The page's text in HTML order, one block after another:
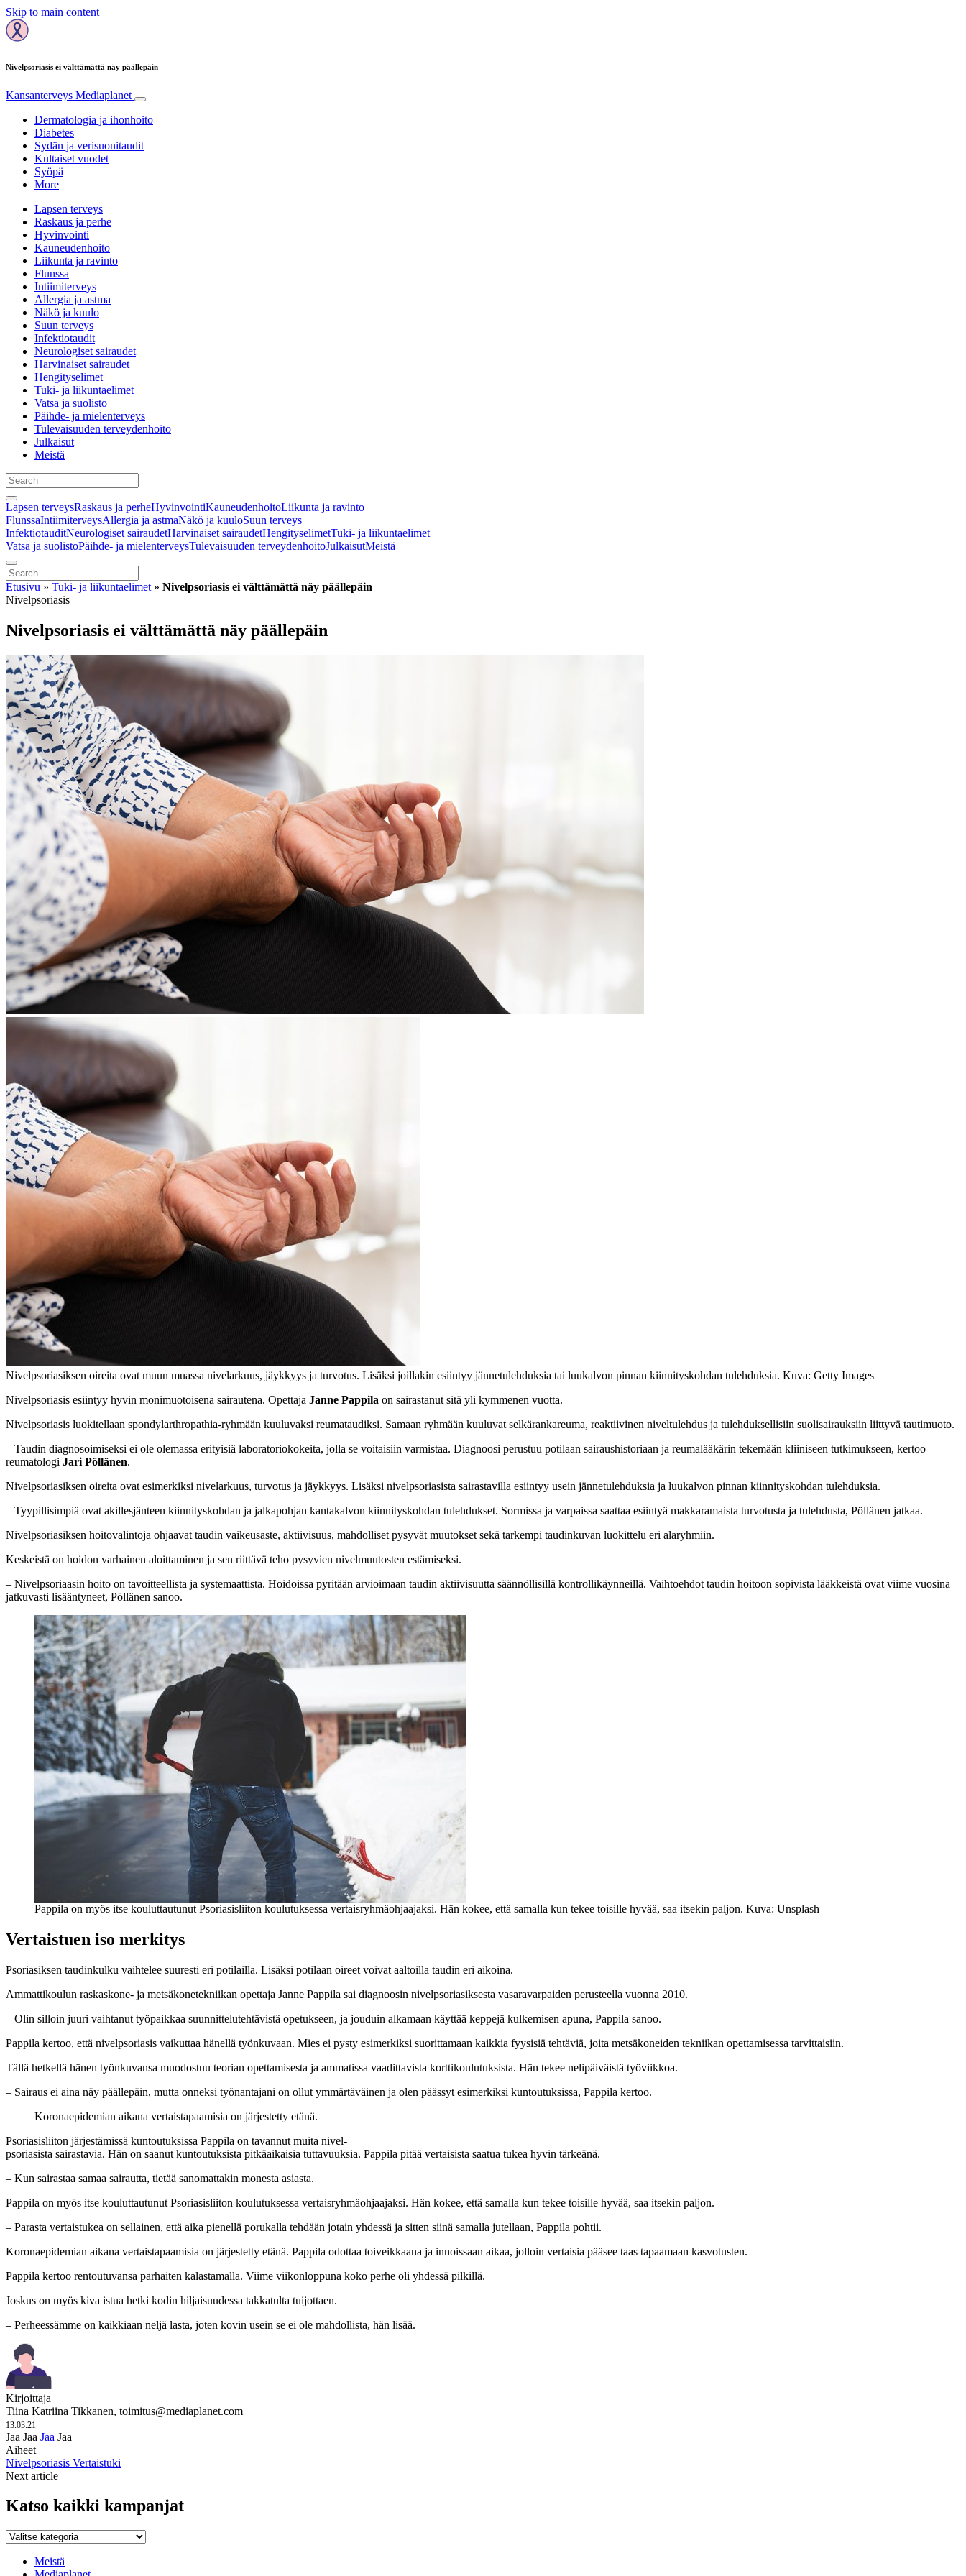
Skip to main content
Nivelpsoriasis ei välttämättä näy päällepäin
Kansanterveys Mediaplanet
Dermatologia ja ihonhoito
Diabetes
Sydän ja verisuonitaudit
Kultaiset vuodet
Syöpä
More
Lapsen terveys
Raskaus ja perhe
Hyvinvointi
Kauneudenhoito
Liikunta ja ravinto
Flunssa
Intiimiterveys
Allergia ja astma
Näkö ja kuulo
Suun terveys
Infektiotaudit
Neurologiset sairaudet
Harvinaiset sairaudet
Hengityselimet
Tuki- ja liikuntaelimet
Vatsa ja suolisto
Päihde- ja mielenterveys
Tulevaisuuden terveydenhoito
Julkaisut
Meistä
Lapsen terveysRaskaus ja perheHyvinvointiKauneudenhoitoLiikunta ja ravinto
FlunssaIntiimiterveysAllergia ja astmaNäkö ja kuuloSuun terveys
InfektiotauditNeurologiset sairaudetHarvinaiset sairaudetHengityselimetTuki- ja liikuntaelimet
Vatsa ja suolistoPäihde- ja mielenterveysTulevaisuuden terveydenhoitoJulkaisutMeistä
Etusivu » Tuki- ja liikuntaelimet » Nivelpsoriasis ei välttämättä näy päällepäin
Nivelpsoriasis
Nivelpsoriasis ei välttämättä näy päällepäin
Nivelpsoriasiksen oireita ovat muun muassa nivelarkuus, jäykkyys ja turvotus. Lisäksi joillakin esiintyy jännetulehduksia tai luukalvon pinnan kiinnityskohdan tulehduksia. Kuva: Getty Images
Nivelpsoriasis esiintyy hyvin monimuotoisena sairautena. Opettaja Janne Pappila on sairastanut sitä yli kymmenen vuotta.
Nivelpsoriasis luokitellaan spondylarthropathia-ryhmään kuuluvaksi reumataudiksi. Samaan ryhmään kuuluvat selkärankareuma, reaktiivinen niveltulehdus ja tulehduksellisiin suolisairauksiin liittyvä tautimuoto.
– Taudin diagnosoimiseksi ei ole olemassa erityisiä laboratoriokokeita, jolla se voitaisiin varmistaa. Diagnoosi perustuu potilaan sairaushistoriaan ja reumalääkärin tekemään kliiniseen tutkimukseen, kertoo
reumatologi Jari Pöllänen.
Nivelpsoriasiksen oireita ovat esimerkiksi nivelarkuus, turvotus ja jäykkyys. Lisäksi nivelpsoriasista sairastavilla esiintyy usein jännetulehduksia ja luukalvon pinnan kiinnityskohdan tulehduksia.
– Tyypillisimpiä ovat akillesjänteen kiinnityskohdan ja jalkapohjan kantakalvon kiinnityskohdan tulehdukset. Sormissa ja varpaissa saattaa esiintyä makkaramaista turvotusta ja tulehdusta, Pöllänen jatkaa.
Nivelpsoriasiksen hoitovalintoja ohjaavat taudin vaikeusaste, aktiivisuus, mahdolliset pysyvät muutokset sekä tarkempi taudinkuvan luokittelu eri alaryhmiin.
Keskeistä on hoidon varhainen aloittaminen ja sen riittävä teho pysyvien nivelmuutosten estämiseksi.
– Nivelpsoriaasin hoito on tavoitteellista ja systemaattista. Hoidoissa pyritään arvioimaan taudin aktiivisuutta säännöllisillä kontrollikäynneillä. Vaihtoehdot taudin hoitoon sopivista lääkkeistä ovat viime vuosina
jatkuvasti lisääntyneet, Pöllänen sanoo.
Pappila on myös itse kouluttautunut Psoriasisliiton koulutuksessa vertaisryhmäohjaajaksi. Hän kokee, että samalla kun tekee toisille hyvää, saa itsekin paljon. Kuva: Unsplash
Vertaistuen iso merkitys
Psoriasiksen taudinkulku vaihtelee suuresti eri potilailla. Lisäksi potilaan oireet voivat aaltoilla taudin eri aikoina.
Ammattikoulun raskaskone- ja metsäkonetekniikan opettaja Janne Pappila sai diagnoosin nivelpsoriasiksesta vasaravarpaiden perusteella vuonna 2010.
– Olin silloin juuri vaihtanut työpaikkaa suunnittelutehtävistä opetukseen, ja jouduin alkamaan käyttää keppejä kulkemisen apuna, Pappila sanoo.
Pappila kertoo, että nivelpsoriasis vaikuttaa hänellä työnkuvaan. Mies ei pysty esimerkiksi suorittamaan kaikkia fyysisiä tehtäviä, joita metsäkoneiden tekniikan opettamisessa tarvittaisiin.
Tällä hetkellä hänen työnkuvansa muodostuu teorian opettamisesta ja ammatissa vaadittavista korttikoulutuksista. Hän tekee nelipäiväistä työviikkoa.
– Sairaus ei aina näy päällepäin, mutta onneksi työnantajani on ollut ymmärtäväinen ja olen päässyt esimerkiksi kuntoutuksissa, Pappila kertoo.
Koronaepidemian aikana vertaistapaamisia on järjestetty etänä.
Psoriasisliiton järjestämissä kuntoutuksissa Pappila on tavannut muita nivel-
psoriasista sairastavia. Hän on saanut kuntoutuksista pitkäaikaisia tuttavuuksia. Pappila pitää vertaisista saatua tukea hyvin tärkeänä.
– Kun sairastaa samaa sairautta, tietää sanomattakin monesta asiasta.
Pappila on myös itse kouluttautunut Psoriasisliiton koulutuksessa vertaisryhmäohjaajaksi. Hän kokee, että samalla kun tekee toisille hyvää, saa itsekin paljon.
– Parasta vertaistukea on sellainen, että aika pienellä porukalla tehdään jotain yhdessä ja sitten siinä samalla jutellaan, Pappila pohtii.
Koronaepidemian aikana vertaistapaamisia on järjestetty etänä. Pappila odottaa toiveikkaana ja innoissaan aikaa, jolloin vertaisia pääsee taas tapaamaan kasvotusten.
Pappila kertoo rentoutuvansa parhaiten kalastamalla. Viime viikonloppuna koko perhe oli yhdessä pilkillä.
Joskus on myös kiva istua hetki kodin hiljaisuudessa takkatulta tuijottaen.
– Perheessämme on kaikkiaan neljä lasta, joten kovin usein se ei ole mahdollista, hän lisää.
Kirjoittaja
Tiina Katriina Tikkanen, toimitus@mediaplanet.com
13.03.21
Jaa Jaa Jaa Jaa
Aiheet
Nivelpsoriasis Vertaistuki
Next article
Katso kaikki kampanjat
Katso
kampanjat
Meistä